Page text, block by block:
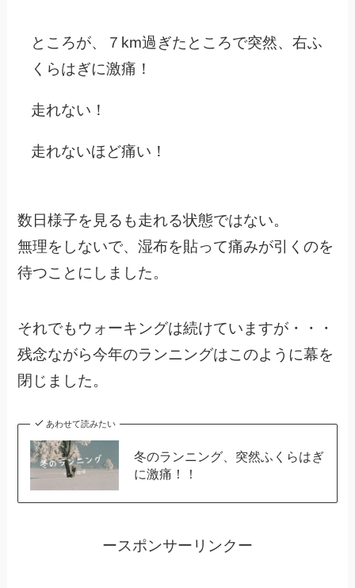
ところが、７km過ぎたところで突然、右ふ
くらはぎに激痛！
走れない！
走れないほど痛い！
数日様子を見るも走れる状態ではない。
無理をしないで、湿布を貼って痛みが引くのを
待つことにしました。
それでもウォーキングは続けていますが・・・
残念ながら今年のランニングはこのように幕を
閉じました。
あわせて読みたい
冬のランニング、突然ふくらはぎ
に激痛！！
ースポンサーリンクー